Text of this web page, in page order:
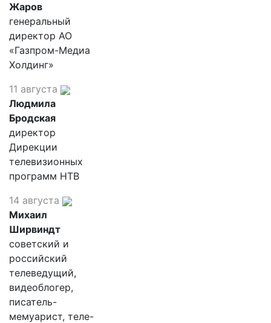
Жаров
генеральный
директор АО
«Газпром-Медиа
Холдинг»
11 августа
Людмила
Бродская
директор
Дирекции
телевизионных
программ НТВ
14 августа
Михаил
Ширвиндт
советский и
российский
телеведущий,
видеоблогер,
писатель-
мемуарист, теле-